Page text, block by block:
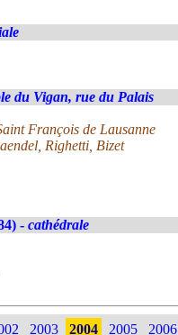
du Vigan, rue du Palais
François de Lausanne
Righetti, Bizet
- cathédrale
2003 2004 2005 2006